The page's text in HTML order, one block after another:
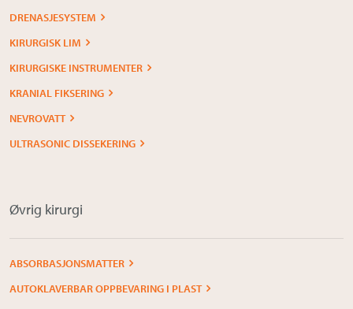
DRENASJESYSTEM
KIRURGISK LIM
KIRURGISKE INSTRUMENTER
KRANIAL FIKSERING
NEVROVATT
ULTRASONIC DISSEKERING
Øvrig kirurgi
ABSORBASJONSMATTER
AUTOKLAVERBAR OPPBEVARING I PLAST